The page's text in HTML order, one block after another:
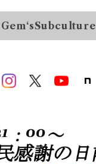
Gem‘sSubculture